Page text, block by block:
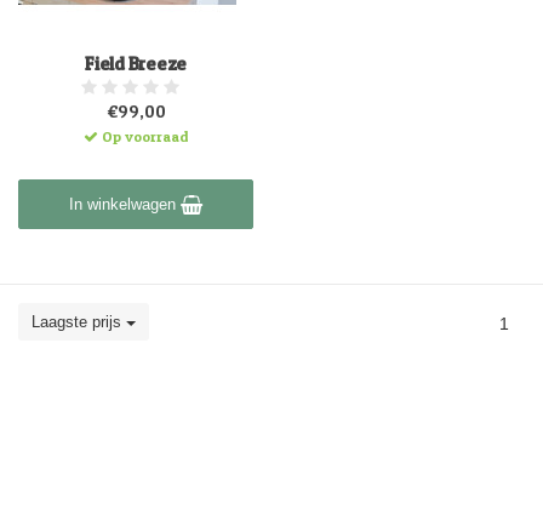
Field Breeze
€99,00
Op voorraad
In winkelwagen
Laagste prijs 1